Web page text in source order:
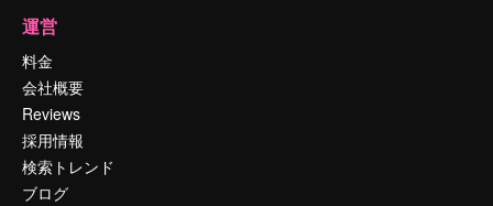
運営
料金
会社概要
Reviews
採用情報
検索トレンド
ブログ